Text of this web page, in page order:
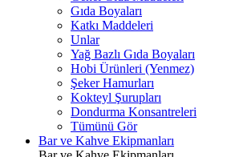
Gıda Boyaları
Katkı Maddeleri
Unlar
Yağ Bazlı Gıda Boyaları
Hobi Ürünleri (Yenmez)
Şeker Hamurları
Kokteyl Şurupları
Dondurma Konsantreleri
Tümünü Gör
Bar ve Kahve Ekipmanları